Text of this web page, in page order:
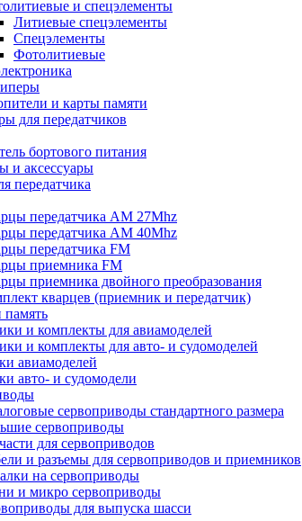
и спецэлементы
Литиевые спецэлементы
Спецэлементы
Фотолитиевые
и карты памяти
для передатчиков
бортового питания
и аксессуары
передатчика
передатчика AM 27Mhz
передатчика AM 40Mhz
передатчика FM
приемника FM
приемника двойного преобразования
кварцев (приемник и передатчик)
и комплекты для авиамоделей
и комплекты для авто- и судомоделей
авиамоделей
авто- и судомодели
сервоприводы стандартного размера
сервоприводы
для сервоприводов
и разъемы для сервоприводов и приемников
на сервоприводы
и микро сервоприводы
для выпуска шасси